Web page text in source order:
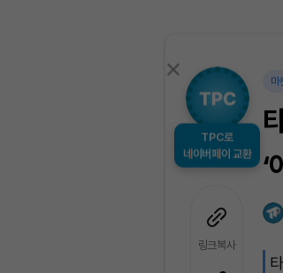
네이버페이 교환
링크복사
마
‘